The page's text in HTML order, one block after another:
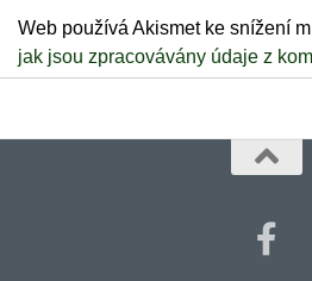
Web používá Akismet ke snížení
jak jsou zpracovávány údaje z